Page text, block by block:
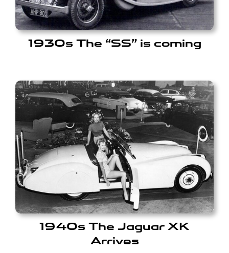
1930s The “SS” is coming
1940s The Jaguar XK
Arrives